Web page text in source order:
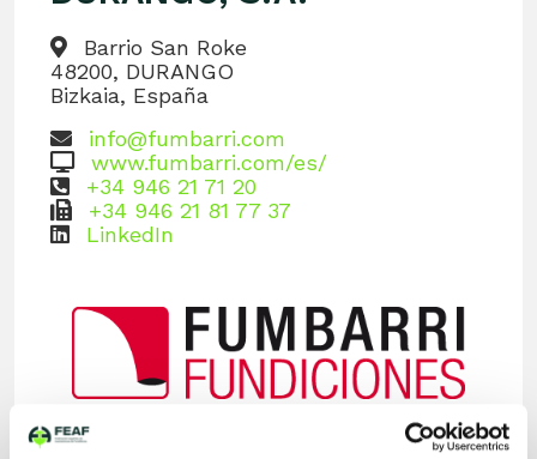
Barrio San Roke
48200, DURANGO
Bizkaia, España
info@fumbarri.com
www.fumbarri.com/es/
+34 946 21 71 20
+34 946 21 81 77 37
LinkedIn